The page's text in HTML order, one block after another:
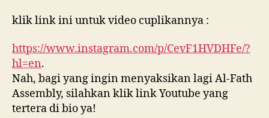
klik link ini untuk video cuplikannya :
https://www.instagram.com/p/CevF1HVDHFe/?
hl=en.
Nah, bagi yang ingin menyaksikan lagi Al-Fath
Assembly, silahkan klik link Youtube yang
tertera di bio ya!